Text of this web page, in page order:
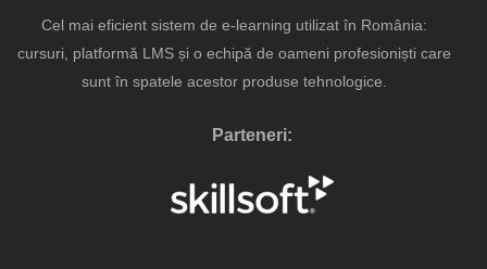
Cel mai eficient sistem de e-learning utilizat în România:
cursuri, platformă LMS și o echipă de oameni profesioniști care
sunt în spatele acestor produse tehnologice.
Parteneri: